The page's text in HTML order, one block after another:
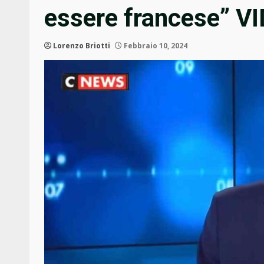
essere francese”
Lorenzo Briotti Febbraio 10, 2024